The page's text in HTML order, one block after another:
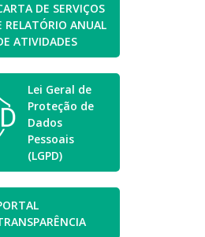
DE SERVIÇOS
RELATÓRIO ANUAL
ATIVIDADES
Lei Geral de
Proteção de
Dados
Pessoais
(LGPD)